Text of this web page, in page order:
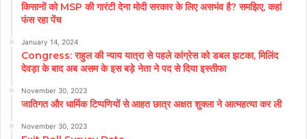
किसानों को MSP की गारंटी देना मोदी सरकार के लिए असभंव है? समझिए, कहां
फंस रहा पेंच
January 14, 2024
Congress: राहुल की न्याय यात्रा से पहले कांग्रेस को डबल झटका, मिलिंद
देवड़ा के बाद अब असम के इस बड़े नेता ने पद से दिया इस्तीफा
November 30, 2023
जातिगत और धार्मिक टिप्पणियों से आहत छात्र अक्षत शुक्ला ने आत्महत्या कर ली
November 30, 2023